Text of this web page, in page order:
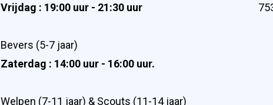
Vrijdag : 19:00 uur - 21:30 uur
Bevers (5-7 jaar)
Zaterdag : 14:00 uur - 16:00 uur.
Welpen (7-11 jaar) & Scouts (11-14 jaar)